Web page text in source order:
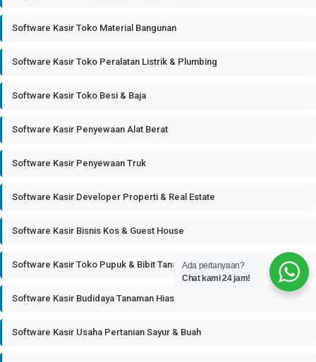
Software Kasir Toko Material Bangunan
Software Kasir Toko Peralatan Listrik & Plumbing
Software Kasir Toko Besi & Baja
Software Kasir Penyewaan Alat Berat
Software Kasir Penyewaan Truk
Software Kasir Developer Properti & Real Estate
Software Kasir Bisnis Kos & Guest House
Software Kasir Toko Pupuk & Bibit Tanaman
Software Kasir Budidaya Tanaman Hias
Software Kasir Usaha Pertanian Sayur & Buah
Ada pertanyaan?
Chat kami 24 jam!